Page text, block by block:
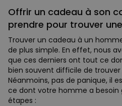
Offrir un cadeau à son
prendre pour trouver
Trouver un cadeau à un
de plus simple. En effet, nous
que ces derniers ont tout ce
bien souvent difficile de trouver
Néanmoins, pas de panique, il
ce dont votre homme a
étapes :